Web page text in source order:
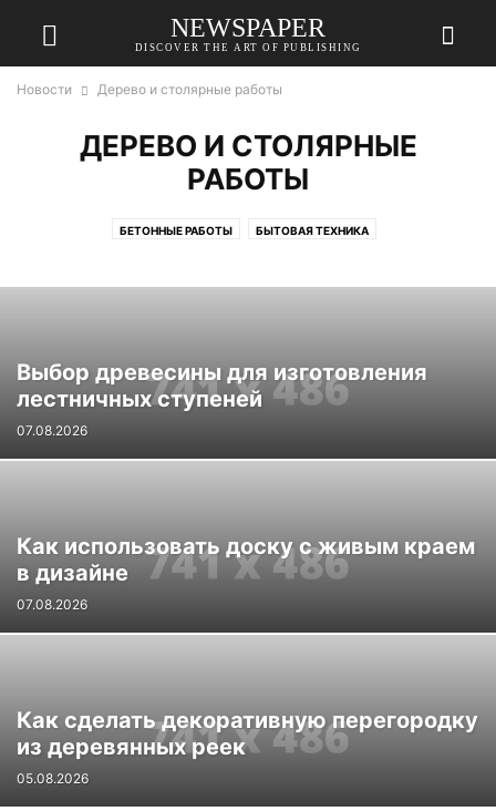
NEWSPAPER
DISCOVER THE ART OF PUBLISHING
Новости Дерево и столярные работы
ДЕРЕВО И СТОЛЯРНЫЕ
РАБОТЫ
БЕТОННЫЕ РАБОТЫ БЫТОВАЯ ТЕХНИКА
ИНСТРУМЕНТЫ И ОБОРУДОВАНИЕ КРОВЛЯ
СТРОИТЕЛЬНЫЕ И ОТДЕЛОЧНЫЕ МАТЕРИАЛЫ ФАСАД
Выбор древесины для изготовления
лестничных ступеней
07.08.2026
Как использовать доску с живым краем
в дизайне
07.08.2026
Как сделать декоративную перегородку
из деревянных реек
05.08.2026